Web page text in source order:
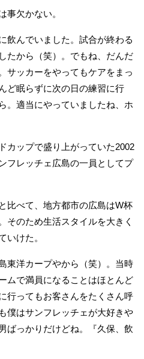
欠かない。
飲んでいました。試合が終わる
たから（笑）。でもね、だんだ
サッカーをやってもケアをまっ
ど眠らずに次の日の練習に行
。適当にやっていましたね、ホ
カップで盛り上がっていた2002
フレッチェ広島の一員としてプ
比べて、地方都市の広島はW杯
そのため生活スタイルを大きく
いけた。
東洋カープやから（笑）。当時
ムで満員になることはほとんど
行ってもお客さんをたくさん呼
僕はサンフレッチェが大好きや
ばっかりだけどね。『久保、飲